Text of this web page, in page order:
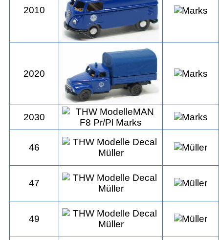
2010
2020
2030
46
47
49